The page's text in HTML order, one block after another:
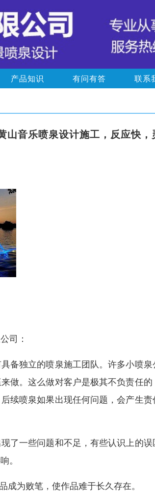
产品知识 有问有答 联系
山音乐喷泉设计施工，反应快，
司：
备独立的喷泉施工团队。许多小喷
做。这么做对客户是极其不负责任
续喷泉如果出现任何问题，会产生
了一些问题和不足，有些认识上的
。
为败笔，使作品难于长久存在。